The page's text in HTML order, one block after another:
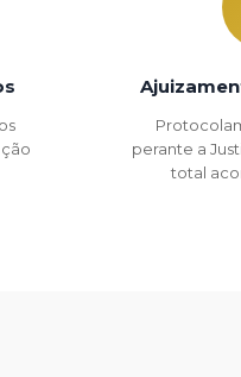
perante a
total